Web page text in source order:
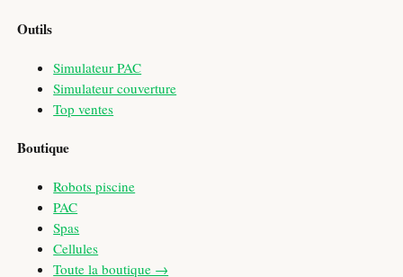
Outils
Simulateur PAC
Simulateur couverture
Top ventes
Boutique
Robots piscine
PAC
Spas
Cellules
Toute la boutique →